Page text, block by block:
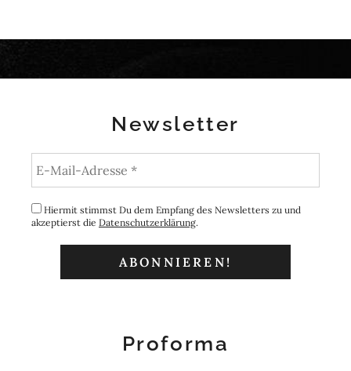
Newsletter
Hiermit stimmst Du dem Empfang des Newsletters zu und
akzeptierst die Datenschutzerklärung.
Proforma